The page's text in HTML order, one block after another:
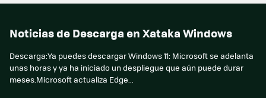
Noticias de Descarga en Xataka Windows
Descarga:Ya puedes descargar Windows 11: Microsoft se adelanta
unas horas y ya ha iniciado un despliegue que aún puede durar
meses.Microsoft actualiza Edge...